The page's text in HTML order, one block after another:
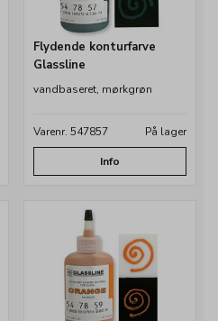
Flydende konturfarve
Glassline
vandbaseret, mørkgrøn
Varenr. 547857 På lager
Info